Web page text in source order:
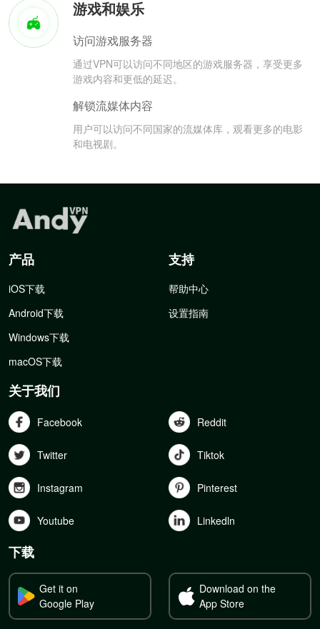
游戏和娱乐
访问游戏服务器
通过VPN可以访问不同地区的游戏服务器，享受更多
游戏内容和更低的延迟。
解锁流媒体内容
用户可以访问不同国家的流媒体库，观看更多的电影
和电视剧。
产品
iOS下载
Android下载
Windows下载
macOS下载
支持
帮助中心
设置指南
关于我们
Facebook Reddit
Twitter Tiktok
Instagram Pinterest
Youtube Linkedln
下载
Get it on
Google Play
Download on the
App Store